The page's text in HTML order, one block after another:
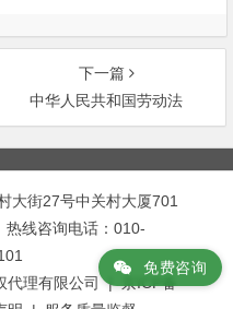
下一篇
中华人民共和国劳动法
大街27号中关村大厦701
线咨询电话：010-
代理有限公司 | 京ICP备
免费咨询